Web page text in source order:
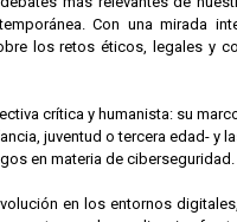
Con una mirada
los retos éticos, legales y
crítica y humanista: su
juventud o tercera edad- y
en materia de ciberseguridad.
en los entornos